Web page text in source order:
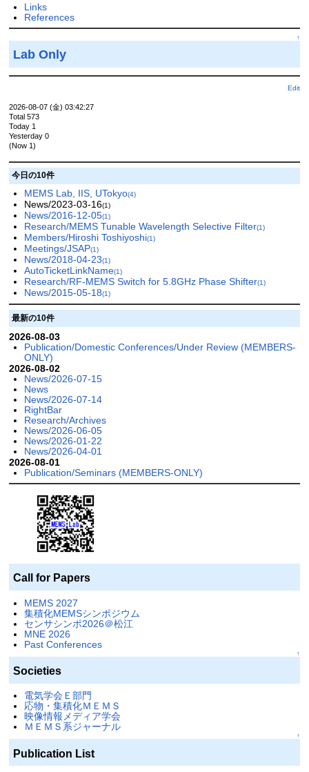
Links
References
↑
Lab Only
Edit
2026-08-07 (金) 03:42:27
Total 573
Today 1
Yesterday 0
(Now 1)
今日の10件
MEMS Lab, IIS, UTokyo(4)
News/2023-03-16(1)
News/2016-12-05(1)
Research/MEMS Tunable Wavelength Selective Filter(1)
Members/Hiroshi Toshiyoshi(1)
Meetings/JSAP(1)
News/2018-04-23(1)
AutoTicketLinkName(1)
Research/RF-MEMS Switch for 5.8GHz Phase Shifter(1)
News/2015-05-18(1)
最新の10件
2026-08-03
Publication/Domestic Conferences/Under Review (MEMBERS-
ONLY)
2026-08-02
News/2026-07-15
News
News/2026-07-14
RightBar
Research/Archives
News/2026-06-05
News/2026-01-22
News/2026-04-01
2026-08-01
Publication/Seminars (MEMBERS-ONLY)
Call for Papers
MEMS 2027
集積化MEMSシンポジウム
センサシンポ2026＠松江
MNE 2026
Past Conferences
↑
Societies
電気学会Ｅ部門
応物・集積化ＭＥＭＳ
映像情報メディア学会
ＭＥＭＳ系ジャーナル
↑
Publication List